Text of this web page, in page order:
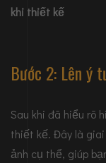
khi thiết kế
Bước 2: Lên ý
Sau khi đã hiểu rõ
thiết kế. Đây là
ảnh cụ thể, giúp